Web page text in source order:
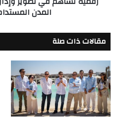
المشاريع
العقارية
لبناء
المدن
المستدامة
والذكية
المدن
مقالات ذات صلة